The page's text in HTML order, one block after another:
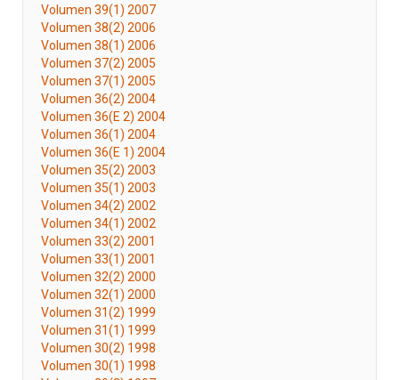
Volumen 39(1) 2007
Volumen 38(2) 2006
Volumen 38(1) 2006
Volumen 37(2) 2005
Volumen 37(1) 2005
Volumen 36(2) 2004
Volumen 36(E 2) 2004
Volumen 36(1) 2004
Volumen 36(E 1) 2004
Volumen 35(2) 2003
Volumen 35(1) 2003
Volumen 34(2) 2002
Volumen 34(1) 2002
Volumen 33(2) 2001
Volumen 33(1) 2001
Volumen 32(2) 2000
Volumen 32(1) 2000
Volumen 31(2) 1999
Volumen 31(1) 1999
Volumen 30(2) 1998
Volumen 30(1) 1998